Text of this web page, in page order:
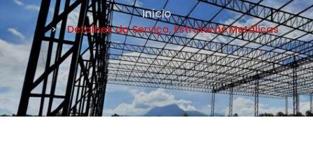
TELEFONE *
CIDADE *
MENSAGEM *